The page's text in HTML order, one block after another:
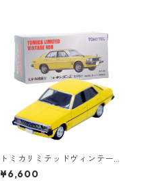
トミカリミテッドヴィンテー
ジネオ LV-N88b 三菱 ギャラン
Σ エテルナ 1600SL スーパー 7
¥6,600